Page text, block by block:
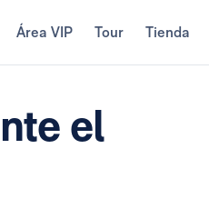
Área VIP Tour Tienda
el